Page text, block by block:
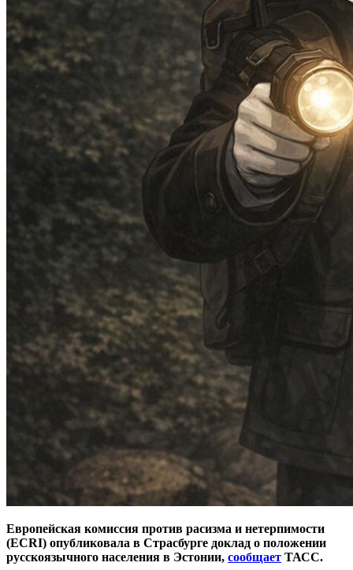
Европейская комиссия против расизма и нетерпимости
(ECRI) опубликовала в Страсбурге доклад о положении
русскоязычного населения в Эстонии, сообщает ТАСС.